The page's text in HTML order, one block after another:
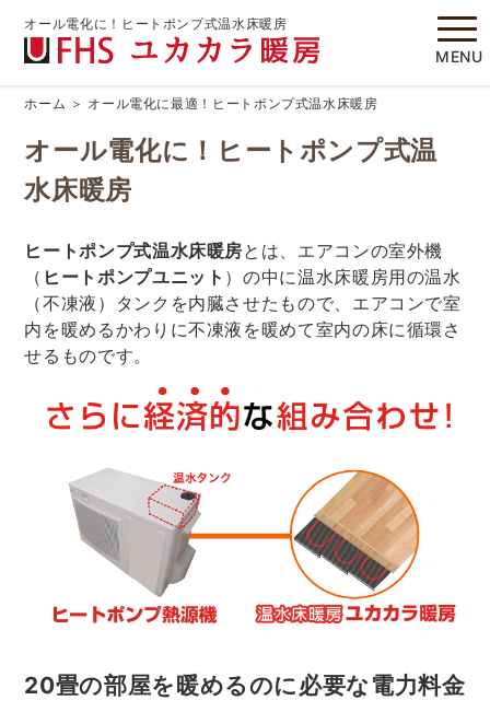
オール電化に ！ヒートポンプ式温水床暖房
MENU
ホーム ＞ オール電化に最適！ヒートポンプ式温水床暖房
オール電化に ！ヒートポンプ式温
水床暖房
ヒートポンプ式温水床暖房とは、エアコンの室外機
（ ヒートポンプユニット ）の中に温水床暖房用の温水
（不凍液）タンクを内臓させたもので、エアコンで室
内を暖めるかわりに不凍液を暖めて室内の床に循環さ
せるものです。
20畳の部屋を暖めるのに必要な電力料金